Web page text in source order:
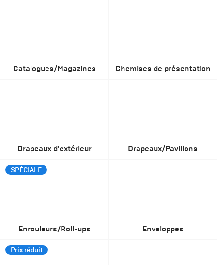
Catalogues/Magazines Chemises de présentation
Drapeaux d'extérieur Drapeaux/Pavillons
SPÉCIALE
Enrouleurs/Roll-ups Enveloppes
Prix réduit